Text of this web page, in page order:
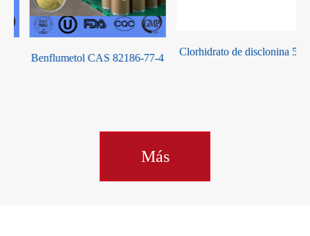
Benflumetol CAS 82186-77-4
Clorhidrato de disclonina 536
Más